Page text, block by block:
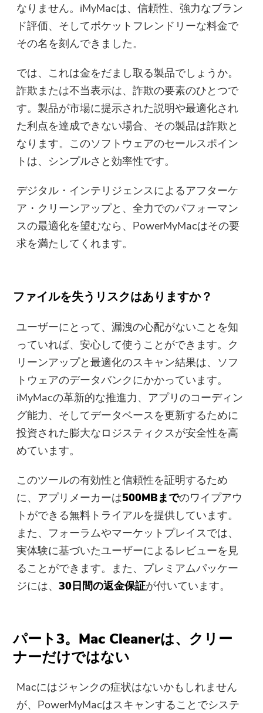
なりません。iMyMacは、信頼性、強力なブラン
ド評価、そしてポケットフレンドリーな料金で
その名を刻んできました。
では、これは金をだまし取る製品でしょうか。
詐欺または不当表示は、詐欺の要素のひとつで
す。製品が市場に提示された説明や最適化され
た利点を達成できない場合、その製品は詐欺と
なります。このソフトウェアのセールスポイン
トは、シンプルさと効率性です。
デジタル・インテリジェンスによるアフターケ
ア・クリーンアップと、全力でのパフォーマン
スの最適化を望むなら、PowerMyMacはその要
求を満たしてくれます。
ファイルを失うリスクはありますか？
ユーザーにとって、漏洩の心配がないことを知
っていれば、安心して使うことができます。ク
リーンアップと最適化のスキャン結果は、ソフ
トウェアのデータバンクにかかっています。
iMyMacの革新的な推進力、アプリのコーディン
グ能力、そしてデータベースを更新するために
投資された膨大なロジスティクスが安全性を高
めています。
このツールの有効性と信頼性を証明するため
に、アプリメーカーは500MBまでのワイプアウ
トができる無料トライアルを提供しています。
また、フォーラムやマーケットプレイスでは、
実体験に基づいたユーザーによるレビューを見
ることができます。また、プレミアムパッケー
ジには、30日間の返金保証が付いています。
パート3。Mac Cleanerは、クリー
ナーだけではない
Macにはジャンクの症状はないかもしれません
が、PowerMyMacはスキャンすることでシステ
て、ダウンロードリンクとクー
ポンコードを取得できます。 ソ
フトウェアを購入したい場合は
有効なメールアドレスを入力してく
ださい。
提出
ご購読ありがとうございます。
ご購読ありがとうございます！
ダウンロードリンクとクーポンコー
ドがお客様のメールに送信されまし
た。購入ボタンをクリックして、ソ